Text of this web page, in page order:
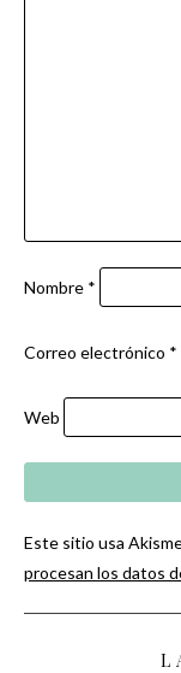
Nombre *
Correo electrónico *
Web
Este sitio usa
procesan los datos